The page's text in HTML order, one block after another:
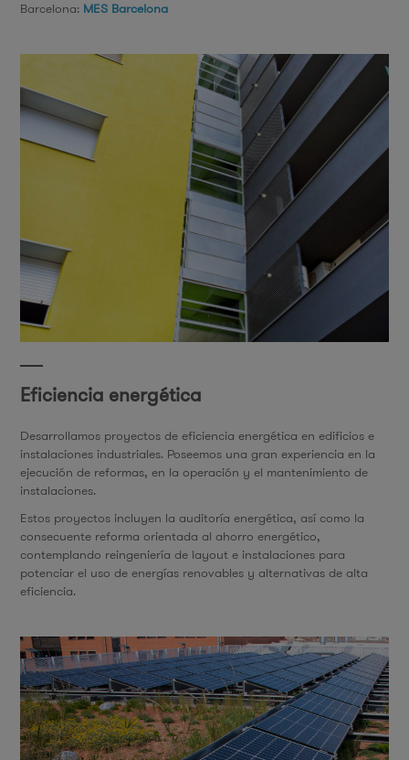
Barcelona: MES Barcelona
Eficiencia energética
Desarrollamos proyectos de eficiencia energética en edificios e
instalaciones industriales. Poseemos una gran experiencia en la
ejecución de reformas, en la operación y el mantenimiento de
instalaciones.
Estos proyectos incluyen la auditoría energética, así como la
consecuente reforma orientada al ahorro energético,
contemplando reingeniería de layout e instalaciones para
potenciar el uso de energías renovables y alternativas de alta
eficiencia.